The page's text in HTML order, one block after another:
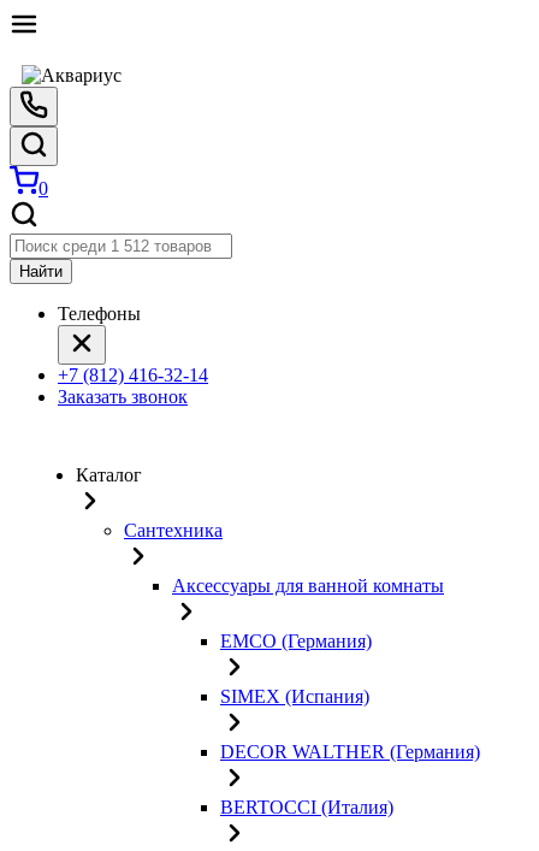
0
Найти
Телефоны
+7 (812) 416-32-14
Заказать звонок
Каталог
Сантехника
Аксессуары для ванной комнаты
EMCO (Германия)
SIMEX (Испания)
DECOR WALTHER (Германия)
BERTOCCI (Италия)